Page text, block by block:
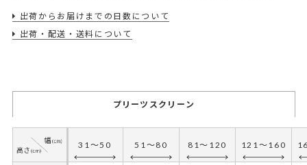
出荷からお届けまでの日数について
出荷・配送・送料について
プリーツスクリーン
31～50 51～80 81～120 121～160